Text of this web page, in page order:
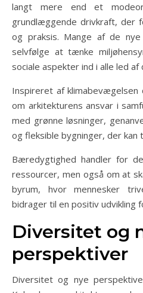
langt mere end et
grundlæggende drivkraft, der
og praksis. Mange af de
selvfølge at tænke
sociale aspekter ind i alle led af
Inspireret af
om arkitekturens ansvar i
med grønne løsninger,
og fleksible bygninger, der kan
Bæredygtighed handler for
ressourcer, men også om at
byrum, hvor mennesker
bidrager til en positiv udvikling
Diversitet og
perspektiver
Diversitet og nye